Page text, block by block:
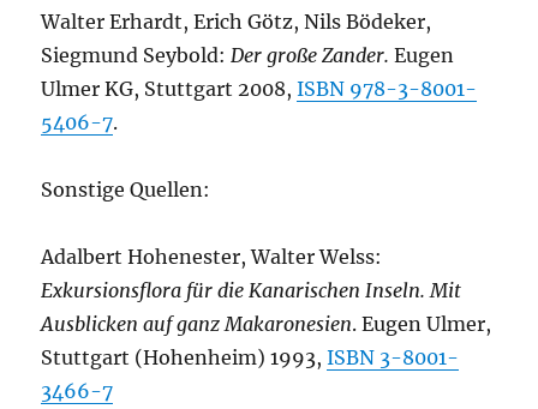
Walter Erhardt, Erich Götz, Nils Bödeker,
Siegmund Seybold: Der große Zander. Eugen
Ulmer KG, Stuttgart 2008,ISBN 978-3-8001-
5406-7.
Sonstige Quellen:
Adalbert Hohenester, Walter Welss:
Exkursionsflora für die Kanarischen Inseln. Mit
Ausblicken auf ganz Makaronesien. Eugen Ulmer,
Stuttgart (Hohenheim) 1993,ISBN 3-8001-
3466-7